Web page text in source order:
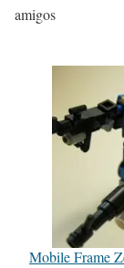
amigos
Mobile Frame